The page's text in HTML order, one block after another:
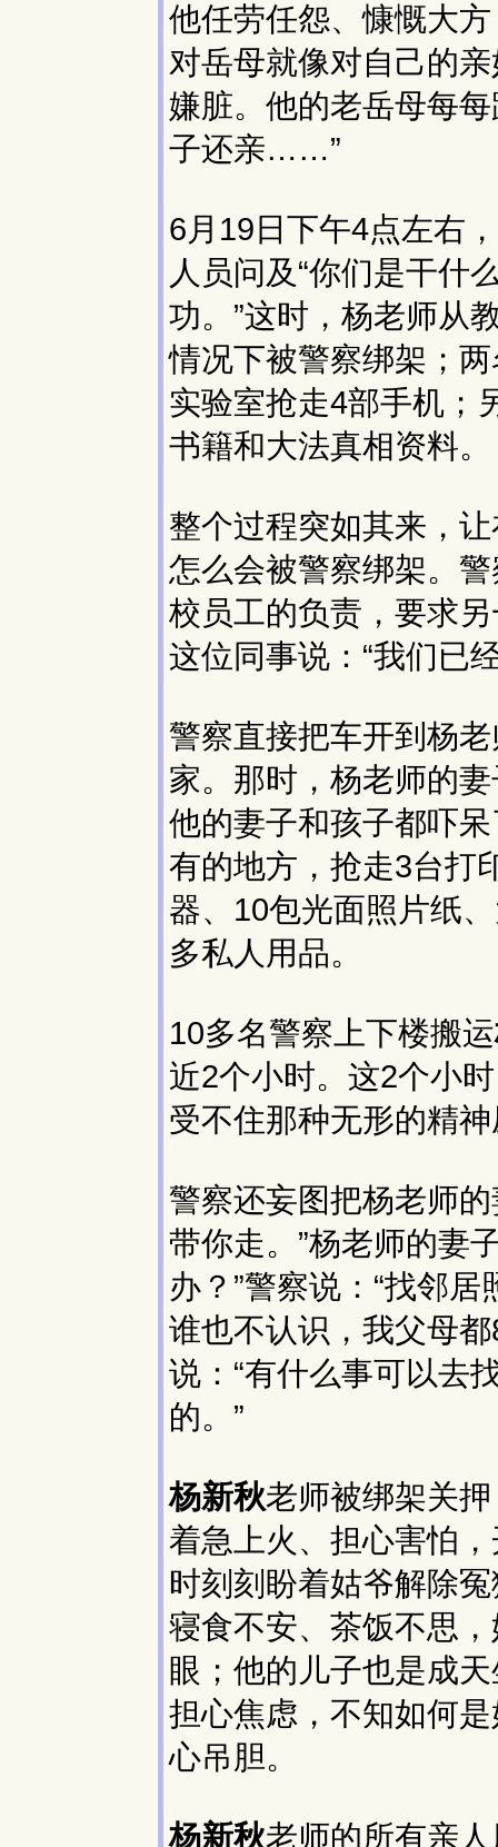
他任劳任怨、慷慨大
对岳母就像对自己的
嫌脏。他的老岳母每
子还亲……”
6月19日下午4点左右
人员问及“你们是干什
功。”这时，杨老师从
情况下被警察绑架；
实验室抢走4部手机；
书籍和大法真相资料。
整个过程突如其来，
怎么会被警察绑架。
校员工的负责，要求
这位同事说：“我们已
警察直接把车开到杨
家。那时，杨老师的
他的妻子和孩子都吓
有的地方，抢走3台打
器、10包光面照片纸
多私人用品。
10多名警察上下楼搬运
近2个小时。这2个小
受不住那种无形的精
警察还妄图把杨老师
带你走。”杨老师的妻
办？”警察说：“找邻
谁也不认识，我父母
说：“有什么事可以去
的。”
杨新秋老师被绑架关
着急上火、担心害怕
时刻刻盼着姑爷解除
寝食不安、茶饭不思
眼；他的儿子也是成
担心焦虑，不知如何
心吊胆。
杨新秋老师的所有亲